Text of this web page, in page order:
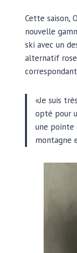
Cette saison,
nouvelle
ski avec un
alternatif rose
«Je suis
opté pour
une pointe
montagne